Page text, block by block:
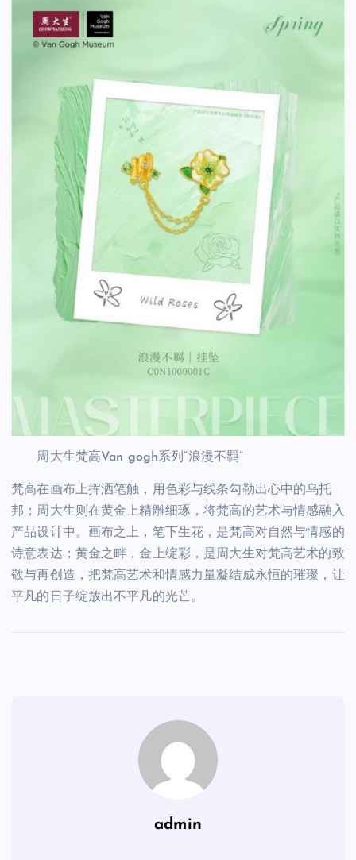
周大生梵高Van gogh系列“浪漫不羁”
梵高在画布上挥洒笔触，用色彩与线条勾勒出心中的乌托
邦；周大生则在黄金上精雕细琢，将梵高的艺术与情感融入
产品设计中。画布之上，笔下生花，是梵高对自然与情感的
诗意表达；黄金之畔，金上绽彩，是周大生对梵高艺术的致
敬与再创造，把梵高艺术和情感力量凝结成永恒的璀璨，让
平凡的日子绽放出不平凡的光芒。
admin